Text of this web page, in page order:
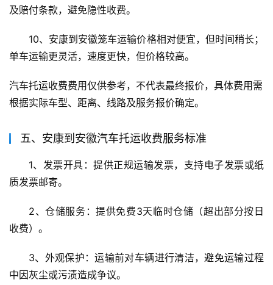
及赔付条款，避免隐性收费。
10、安康到安徽笼车运输价格相对便宜，但时间稍长；
单车运输更灵活，速度更快，但价格较高。
汽车托运收费费用仅供参考，不代表最终报价，具体费用需
根据实际车型、距离、线路及服务报价确定。
五、安康到安徽汽车托运收费服务标准
1、发票开具：提供正规运输发票，支持电子发票或纸
质发票邮寄。
2、仓储服务：提供免费3天临时仓储（超出部分按日
收费）。
3、外观保护：运输前对车辆进行清洁，避免运输过程
中因灰尘或污渍造成争议。